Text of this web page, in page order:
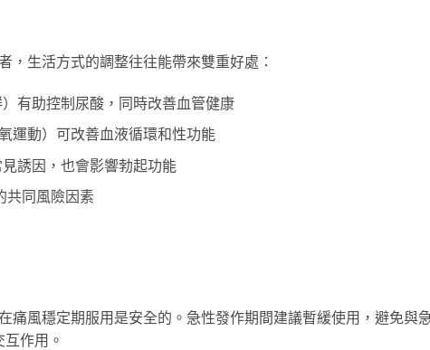
，生活方式的調整往往能帶來雙重好處：
有助控制尿酸，同時改善血管健康
運動）可改善血液循環和性功能
誘因，也會影響勃起功能
共同風險因素
痛風穩定期服用是安全的。急性發作期間建議暫緩使用，避免與
作用。